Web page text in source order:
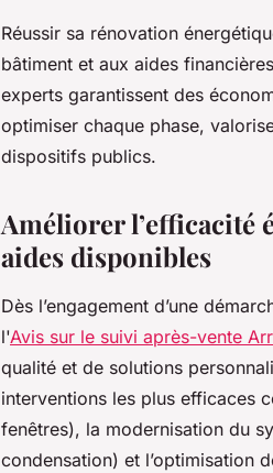
Réussir sa rénovation
bâtiment et aux aides
experts garantissent des
optimiser chaque phase,
dispositifs publics.
Améliorer l’efficacité
aides disponibles
Dès l’engagement d’une
l'Avis sur le suivi après-vente
qualité et de solutions
interventions les plus efficaces
fenêtres), la modernisation du
condensation) et l’optimisation